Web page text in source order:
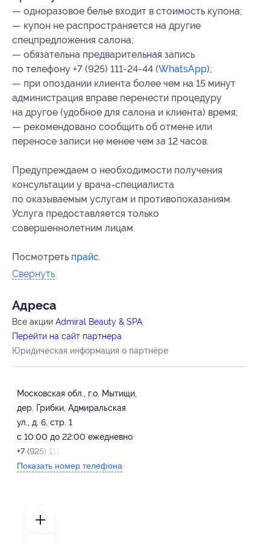
— одноразовое белье входит в стоимость купона;
— купон не распространяется на другие
спецпредложения салона;
— обязательна предварительная запись
по телефону +7 (925) 111-24-44 (WhatsApp);
— при опоздании клиента более чем на 15 минут
администрация вправе перенести процедуру
на другое (удобное для салона и клиента) время;
— рекомендовано сообщить об отмене или
переносе записи не менее чем за 12 часов.
Предупреждаем о необходимости получения
консультации у врача-специалиста
по оказываемым услугам и противопоказаниям.
Услуга предоставляется только
совершеннолетним лицам.
Посмотреть прайс.
Свернуть
Адресa
Все акции Admiral Beauty & SPA
Перейти на сайт партнера
Юридическая информация о партнёре
Московская обл., г.о. Мытищи,
дер. Грибки, Адмиральская
ул., д. 6, стр. 1
с 10:00 до 22:00 ежедневно
+7 (925) 111-24-44
Показать номер телефона